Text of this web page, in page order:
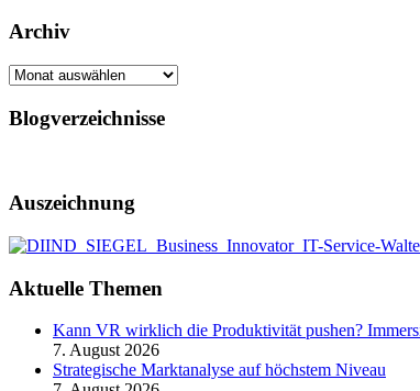
Archiv
Archiv
Blogverzeichnisse
Auszeichnung
Aktuelle Themen
Kann VR wirklich die Produktivität pushen?
7. August 2026
Strategische Marktanalyse auf höchstem Niveau